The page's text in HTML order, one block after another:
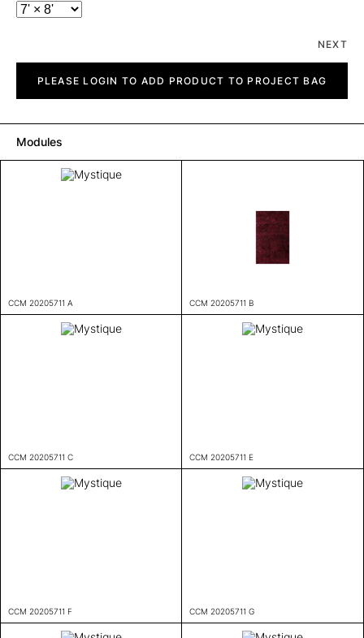
NEXT
quantityPLEASE LOGIN TO ADD PRODUCT TO PROJECT BAG
Modules
CCM 20205711 A CCM 20205711 B
CCM 20205711 C CCM 20205711 E
CCM 20205711 F CCM 20205711 G